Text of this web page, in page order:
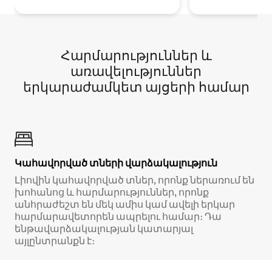
Հարմարություններ և
առավելություններ
երկարաժամկետ այցերի համար
Կահավորված տների վարձակալություն
Լիովին կահավորված տներ, որոնք ներառում են
խոհանոց և հարմարություններ, որոնք
անհրաժեշտ են մեկ ամիս կամ ավելի երկար
հարմարավետորեն ապրելու համար։ Դա
ենթավարձակալության կատարյալ
այլընտրանքն է։